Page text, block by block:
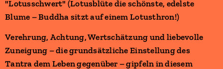
"Lotusschwert" (Lotusblüte die schönste, edelste
Blume – Buddha sitzt auf einem Lotusthron!)
Verehrung, Achtung, Wertschätzung und liebevolle
Zuneigung – die grundsätzliche Einstellung des
Tantra dem Leben gegenüber – gipfeln in diesem